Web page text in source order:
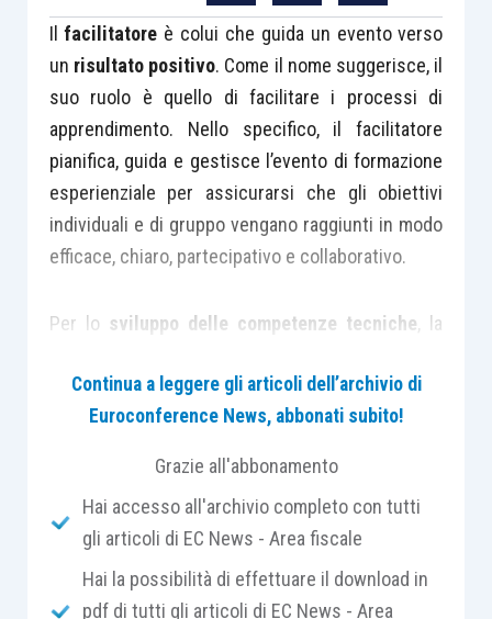
Ilfacilitatore è colui che guida un evento verso
un risultato positivo. Come il nome suggerisce, il
suo ruolo è quello di facilitare i processi di
apprendimento. Nello specifico, il facilitatore
pianifica, guida e gestisce l’evento di formazione
esperienziale per assicurarsi che gli obiettivi
individuali e di gruppo vengano raggiunti in modo
efficace, chiaro, partecipativo e collaborativo.
Per lo sviluppo delle competenze tecniche, la
esperti in una specifica materia che trasmettono
conoscenze e informazioni agli allievi attraverso
intenderci quelle legate alle qualità personali e
relazionali come la leadershipe ilproblem solving
apprendimento esperienziale è quello più
utilizzato . Infatti, vengono sfruttati quali volani
Continua a leggere gli articoli dell’archivio di
Euroconference News, abbonati subito!
Grazie all'abbonamento
Hai accesso all'archivio completo con tutti
gli articoli di EC News - Area fiscale
Hai la possibilità di effettuare il download in
pdf di tutti gli articoli di EC News - Area